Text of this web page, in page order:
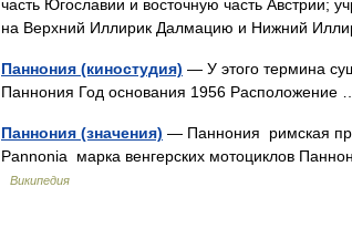
часть Югославии и восточную часть Австрии;
на Верхний Иллирик Далмацию и Нижний
Паннония (киностудия) — У этого термина
Паннония Год основания 1956 Расположение
Паннония (значения) — Паннония римская
Pannonia марка венгерских мотоциклов
Википедия